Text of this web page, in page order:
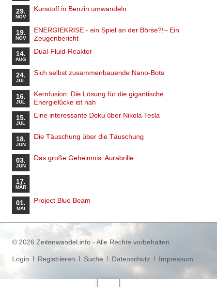
29.
NOV
Kunstoff in Benzin umwandeln
19.
NOV
ENERGIEKRISE - ein Spiel an der Börse?!– Ein
Zeugenbericht
14.
AUG
Dual-Fluid-Reaktor
24.
JUL
Sich selbst zusammenbauende Nano-Bots
16.
JUL
Kernfusion: Die Lösung für die gigantische
Energielücke ist nah
15.
JUL
Eine interessante Doku über Nikola Tesla
18.
JUN
Die Täuschung über die Täuschung
03.
JUN
Das große Geheimnis: Aurabrille
17.
MÄR
01.
MAI
Project Blue Beam
© 2026 Zeitenwandel.info - Alle Rechte vorbehalten.
Navigation
Login Registrieren Suche Datenschutz Impressum